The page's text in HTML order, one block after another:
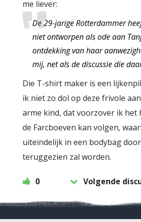
me liever:
De 29-jarige Rotterdammer
niet ontworpen als ode aan
ontdekking van haar
mij, net als de discussie die
Die T-shirt maker is een
ik niet zo dol op deze frivole
arme kind, dat voorzover ik het
de Farcboeven kan volgen,
uiteindelijk in een bodybag
teruggezien zal worden.
0 Volgende